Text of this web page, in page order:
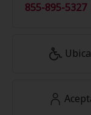
855-895-5327